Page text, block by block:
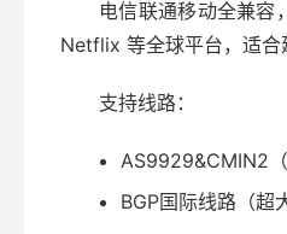
电信联通移动全兼容
Netflix 等全球平台，适合
支持线路：
AS9929&CMIN2（
BGP国际线路（超